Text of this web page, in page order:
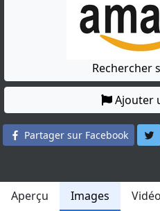
Rechercher
Ajouter
Partager sur Facebook
Aperçu Images